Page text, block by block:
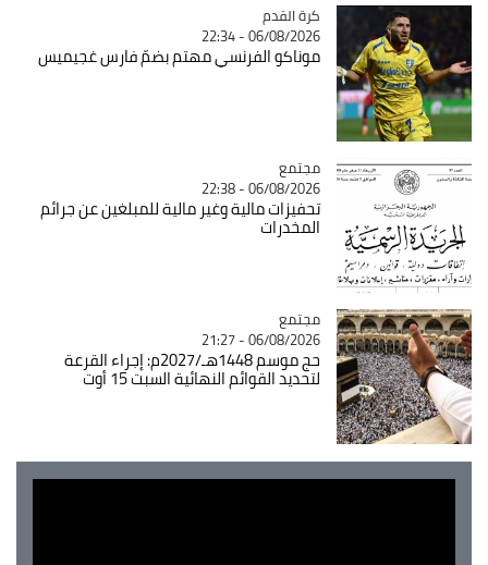
Catégorie
كرة القدم
06/08/2026 - 22:34
موناكو الفرنسي مهتم بضمّ فارس غجيميس
Catégorie
مجتمع
06/08/2026 - 22:38
تحفيزات مالية وغير مالية للمبلغين عن جرائم
المخدرات
Catégorie
مجتمع
06/08/2026 - 21:27
حج موسم 1448هـ/2027م: إجراء القرعة
لتحديد القوائم النهائية السبت 15 أوت